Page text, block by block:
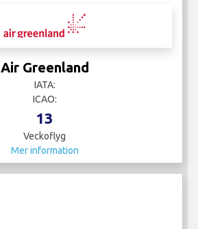
Air Greenland
IATA:
ICAO:
13
Veckoflyg
Mer information